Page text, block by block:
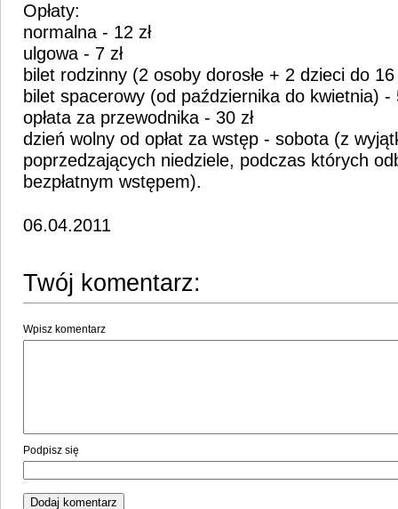
Opłaty:
normalna - 12 zł
ulgowa - 7 zł
bilet rodzinny (2 osoby dorosłe + 2 dzieci do
bilet spacerowy (od października do kwietnia) -
opłata za przewodnika - 30 zł
dzień wolny od opłat za wstęp - sobota (z
poprzedzających niedziele, podczas których
bezpłatnym wstępem).
06.04.2011
Twój komentarz:
Wpisz komentarz
Podpisz się